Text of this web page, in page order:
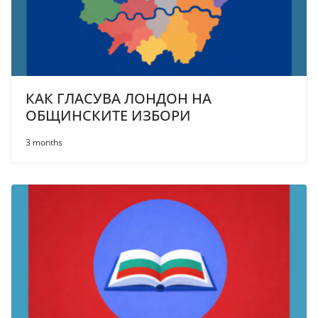
КАК ГЛАСУВА ЛОНДОН НА
ОБЩИНСКИТЕ ИЗБОРИ
3 months